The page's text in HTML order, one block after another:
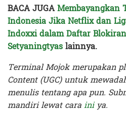
BACA JUGAMembayangkan
Indonesia Jika Netflix dan
Indoxxi dalam Daftar Blokiran
Setyaningtyaslainnya.
Terminal Mojok merupakan
Content (UGC) untuk
menulis tentang apa pun.
mandiri lewat carainiya.